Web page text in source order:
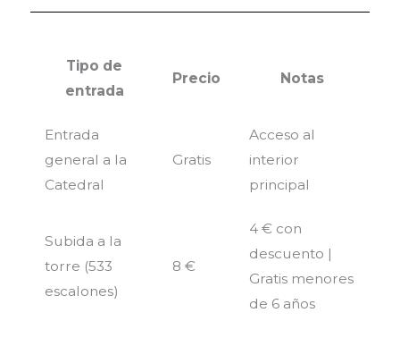
Tipo de
entrada
Precio Notas
Entrada
general a la
Catedral
Gratis
Acceso al
interior
principal
Subida a la
torre (533
escalones)
8 €
4 € con
descuento |
Gratis menores
de 6 años